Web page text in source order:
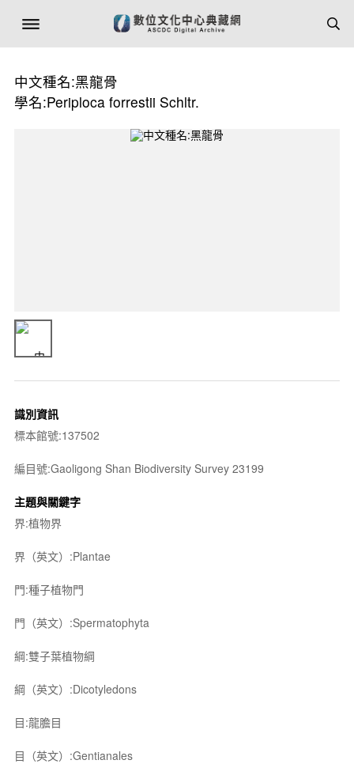
中文種名:黑龍骨
學名:Periploca forrestii Schltr.
識別資訊
標本館號:137502
編目號:Gaoligong Shan Biodiversity Survey 23199
主題與關鍵字
界:植物界
界（英文）:Plantae
門:種子植物門
門（英文）:Spermatophyta
綱:雙子葉植物綱
綱（英文）:Dicotyledons
目:龍膽目
目（英文）:Gentianales